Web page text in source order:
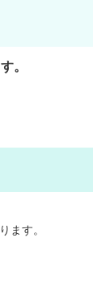
。
ます。